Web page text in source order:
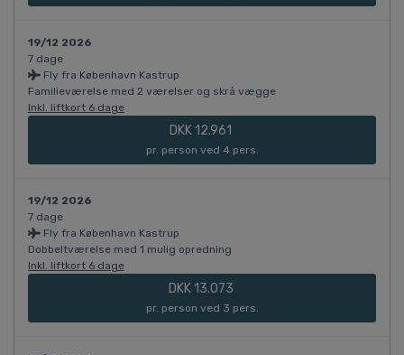
19/12 2026
7 dage
Fly fra København Kastrup
Familieværelse med 2 værelser og skrå vægge
Inkl. liftkort 6 dage
DKK 12.961
pr. person ved 4 pers.
19/12 2026
7 dage
Fly fra København Kastrup
Dobbeltværelse med 1 mulig opredning
Inkl. liftkort 6 dage
DKK 13.073
pr. person ved 3 pers.